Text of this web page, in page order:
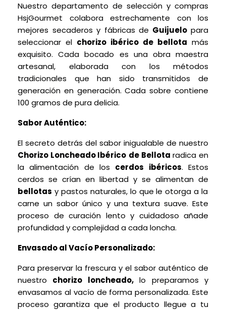
Nuestro departamento de selección y compras
HsjGourmet colabora estrechamente con los
mejores secaderos y fábricas de Guijuelopara
seleccionar el chorizo ibérico de bellota más
exquisito. Cada bocado es una obra maestra
artesanal, elaborada con los métodos
tradicionales que han sido transmitidos de
generación en generación. Cada sobre contiene
100 gramos de pura delicia.
Sabor Auténtico:
El secreto detrás del sabor inigualable de nuestro
Chorizo Loncheado Ibérico de Bellota radica en
la alimentación de los cerdos ibéricos. Estos
cerdos se crían en libertad y se alimentan de
bellotas y pastos naturales, lo que le otorga a la
carne un sabor único y una textura suave. Este
proceso de curación lento y cuidadoso añade
profundidad y complejidad a cada loncha.
Envasado al Vacío Personalizado:
Para preservar la frescura y el sabor auténtico de
nuestro chorizo loncheado,lo preparamos y
envasamos al vacío de forma personalizada. Este
proceso garantiza que el producto llegue a tu